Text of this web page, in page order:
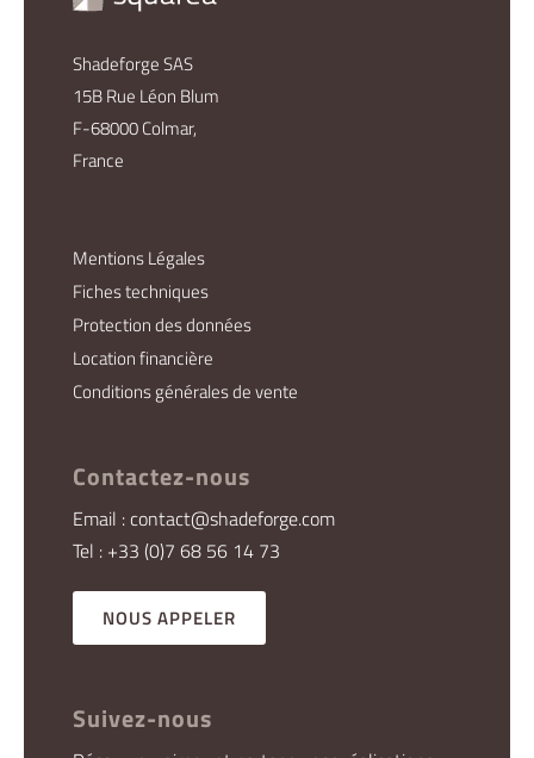
Shadeforge SAS
15B Rue Léon Blum
F-68000 Colmar,
France
Mentions Légales
Fiches techniques
Protection des données
Location financière
Conditions générales de vente
Contactez-nous
Email : contact@shadeforge.com
Tel : +33 (0)7 68 56 14 73
NOUS APPELER
Suivez-nous